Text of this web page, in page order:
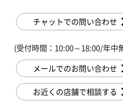
チャットでの問い合わせ
(受付時間：10:00～18:00/年中
メールでのお問い合わせ
お近くの店舗で相談する